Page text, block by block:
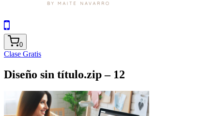
0
Clase Gratis
Diseño sin título.zip – 12